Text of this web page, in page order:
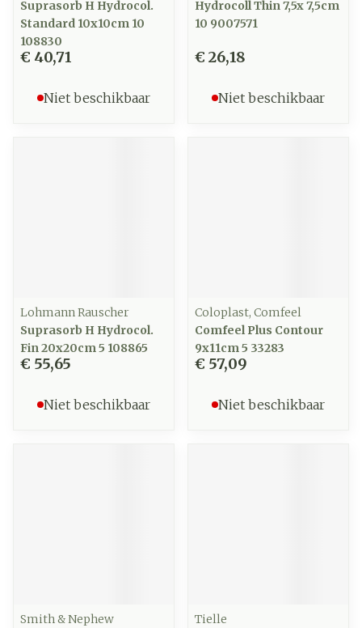
Suprasorb H Hydrocol.
Standard 10x10cm 10
108830
€ 40,71
Niet beschikbaar
Hydrocoll Thin 7,5x 7,5cm
10 9007571
€ 26,18
Niet beschikbaar
Lohmann Rauscher
Suprasorb H Hydrocol.
Fin 20x20cm 5 108865
€ 55,65
Niet beschikbaar
Coloplast, Comfeel
Comfeel Plus Contour
9x11cm 5 33283
€ 57,09
Niet beschikbaar
Smith & Nephew
Tielle